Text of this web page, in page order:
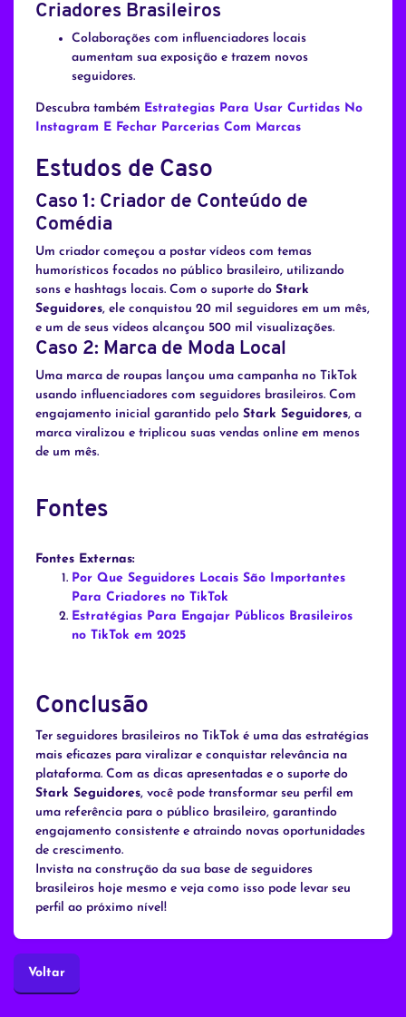
Criadores Brasileiros
Colaborações com influenciadores locais
aumentam sua exposição e trazem novos
seguidores.
Descubra também Estrategias Para Usar Curtidas No
Instagram E Fechar Parcerias Com Marcas
Estudos de Caso
Caso 1: Criador de Conteúdo de
Comédia
Um criador começou a postar vídeos com temas
humorísticos focados no público brasileiro, utilizando
sons e hashtags locais. Com o suporte do Stark
Seguidores, ele conquistou 20 mil seguidores em um mês,
e um de seus vídeos alcançou 500 mil visualizações.
Caso 2: Marca de Moda Local
Uma marca de roupas lançou uma campanha no TikTok
usando influenciadores com seguidores brasileiros. Com
engajamento inicial garantido pelo Stark Seguidores, a
marca viralizou e triplicou suas vendas online em menos
de um mês.
Fontes
Fontes Externas:
Por Que Seguidores Locais São Importantes
Para Criadores no TikTok
Estratégias Para Engajar Públicos Brasileiros
no TikTok em 2025
Conclusão
Ter seguidores brasileiros no TikTok é uma das estratégias
mais eficazes para viralizar e conquistar relevância na
plataforma. Com as dicas apresentadas e o suporte do
Stark Seguidores, você pode transformar seu perfil em
uma referência para o público brasileiro, garantindo
engajamento consistente e atraindo novas oportunidades
de crescimento.
Invista na construção da sua base de seguidores
brasileiros hoje mesmo e veja como isso pode levar seu
perfil ao próximo nível!
Voltar